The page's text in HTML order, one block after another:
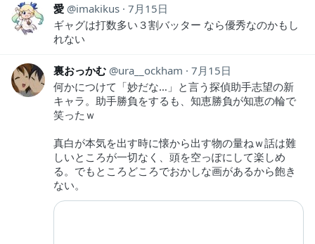
愛 imakikus 7月15日
ギャグは打数多い３割バッター なら優秀なのかもし
れない
裏おっかむ ura__ockham
7月15日
何かにつけて「妙だな…」と言う探偵助手志望の新
キャラ。助手勝負をするも、知恵勝負が知恵の輪で
笑ったｗ
真白が本気を出す時に懐から出す物の量ねｗ話は難
しいところが一切なく、頭を空っぽにして楽しめ
る。でもところどころでおかしな画があるから飽き
ない。